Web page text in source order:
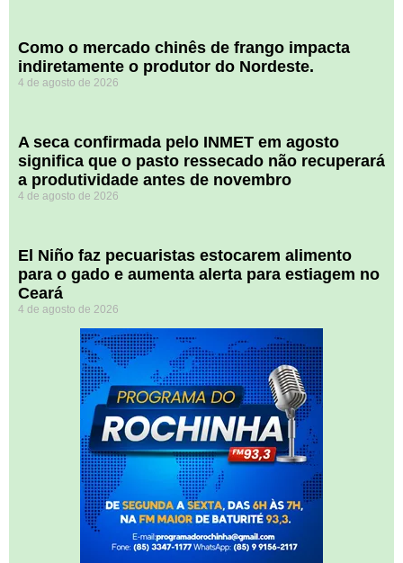
​Como o mercado chinês de frango impacta
indiretamente o produtor do Nordeste.
4 de agosto de 2026
A seca confirmada pelo INMET em agosto
significa que o pasto ressecado não recuperará
a produtividade antes de novembro
4 de agosto de 2026
El Niño faz pecuaristas estocarem alimento
para o gado e aumenta alerta para estiagem no
Ceará
4 de agosto de 2026